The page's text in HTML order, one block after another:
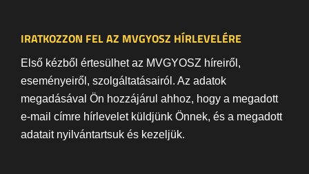
IRATKOZZON FEL AZ MVGYOSZ HÍRLEVELÉRE
Első kézből értesülhet az MVGYOSZ híreiről,
eseményeiről, szolgáltatásairól. Az adatok
megadásával Ön hozzájárul ahhoz, hogy a megadott
e-mail címre hírlevelet küldjünk Önnek, és a megadott
adatait nyilvántartsuk és kezeljük.